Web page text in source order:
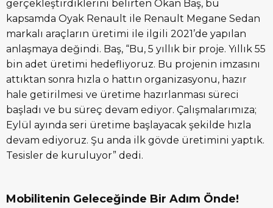
gerçekleştirdiklerini belirten Okan Baş, bu
kapsamda Oyak Renault ile Renault Megane Sedan
markalı araçların üretimi ile ilgili 2021’de yapılan
anlaşmaya değindi. Baş, “Bu, 5 yıllık bir proje. Yıllık 55
bin adet üretimi hedefliyoruz. Bu projenin imzasını
attıktan sonra hızla o hattın organizasyonu, hazır
hale getirilmesi ve üretime hazırlanması süreci
başladı ve bu süreç devam ediyor. Çalışmalarımıza;
Eylül ayında seri üretime başlayacak şekilde hızla
devam ediyoruz. Şu anda ilk gövde üretimini yaptık.
Tesisler de kuruluyor” dedi.
Mobilitenin Geleceğinde Bir Adım Önde!